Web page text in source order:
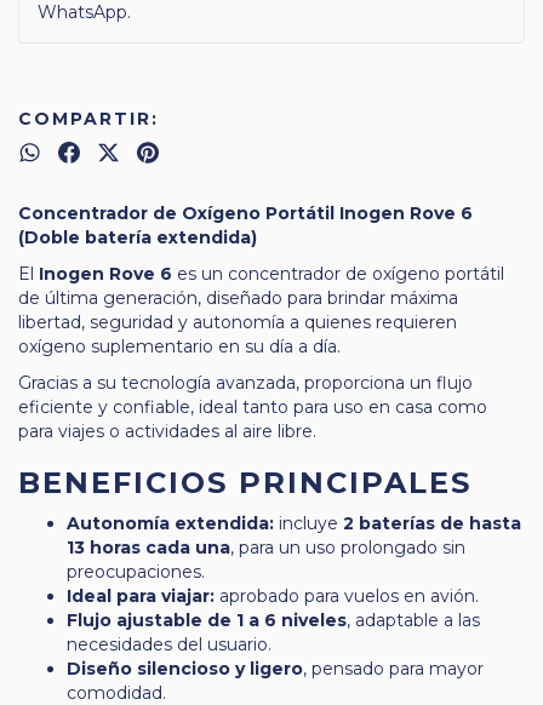
WhatsApp.
COMPARTIR:
Concentrador de Oxígeno Portátil Inogen Rove 6
(Doble batería extendida)
El Inogen Rove 6 es un concentrador de oxígeno portátil
de última generación, diseñado para brindar máxima
libertad, seguridad y autonomía a quienes requieren
oxígeno suplementario en su día a día.
Gracias a su tecnología avanzada, proporciona un flujo
eficiente y confiable, ideal tanto para uso en casa como
para viajes o actividades al aire libre.
BENEFICIOS PRINCIPALES
Autonomía extendida: incluye 2 baterías de hasta
13 horas cada una, para un uso prolongado sin
preocupaciones.
Ideal para viajar: aprobado para vuelos en avión.
Flujo ajustable de 1 a 6 niveles, adaptable a las
necesidades del usuario.
Diseño silencioso y ligero, pensado para mayor
comodidad.